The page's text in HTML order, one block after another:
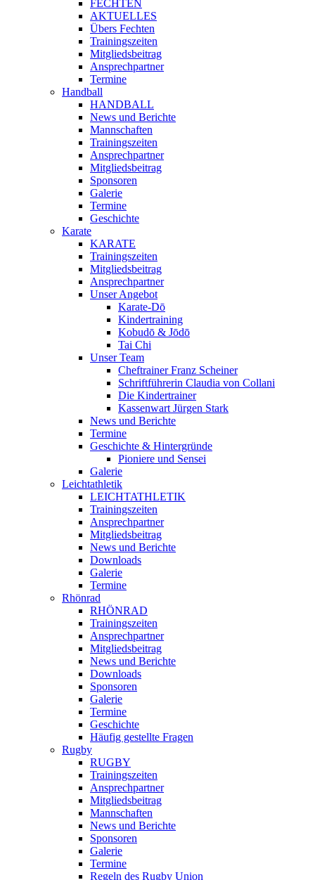
FECHTEN
AKTUELLES
Übers Fechten
Trainingszeiten
Mitgliedsbeitrag
Ansprechpartner
Termine
Handball
HANDBALL
News und Berichte
Mannschaften
Trainingszeiten
Ansprechpartner
Mitgliedsbeitrag
Sponsoren
Galerie
Termine
Geschichte
Karate
KARATE
Trainingszeiten
Mitgliedsbeitrag
Ansprechpartner
Unser Angebot
Karate-Dō
Kindertraining
Kobudō & Jōdō
Tai Chi
Unser Team
Cheftrainer Franz Scheiner
Schriftführerin Claudia von Collani
Die Kindertrainer
Kassenwart Jürgen Stark
News und Berichte
Termine
Geschichte & Hintergründe
Pioniere und Sensei
Galerie
Leichtathletik
LEICHTATHLETIK
Trainingszeiten
Ansprechpartner
Mitgliedsbeitrag
News und Berichte
Downloads
Galerie
Termine
Rhönrad
RHÖNRAD
Trainingszeiten
Ansprechpartner
Mitgliedsbeitrag
News und Berichte
Downloads
Sponsoren
Galerie
Termine
Geschichte
Häufig gestellte Fragen
Rugby
RUGBY
Trainingszeiten
Ansprechpartner
Mitgliedsbeitrag
Mannschaften
News und Berichte
Sponsoren
Galerie
Termine
Regeln des Rugby Union